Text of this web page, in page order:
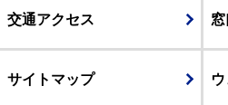
交通アクセス
サイトマップ